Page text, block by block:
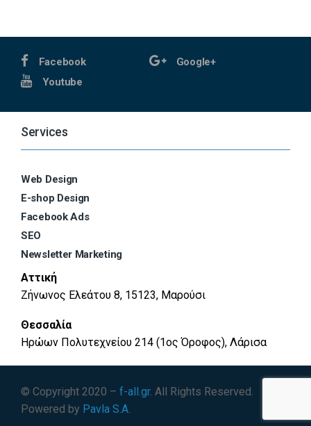
Facebook
Google+
Youtube
Services
Web Design
E-shop Design
Facebook Ads
SEO
Newsletter Marketing
Αττική
Ζήνωνος Ελεάτου 8, 15123, Μαρούσι
Θεσσαλία
Ηρώων Πολυτεχνείου 214 (1ος Όροφος), Λάρισα
© Copyright 2020 – f-all.gr. All Rights Reserved.
Powered by Pavla S.A.